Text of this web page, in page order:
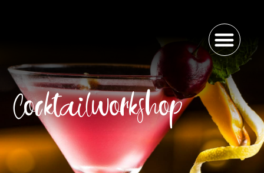
Cocktailworkshop